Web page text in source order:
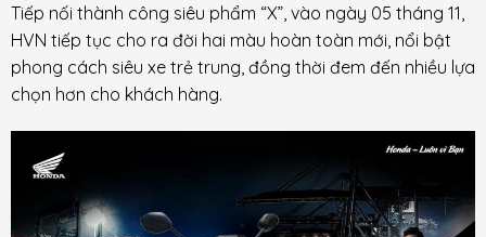
Tiếp nối thành công siêu phẩm “X”, vào ngày 05 tháng 11,
HVN tiếp tục cho ra đời hai màu hoàn toàn mới, nổi bật
phong cách siêu xe trẻ trung, đồng thời đem đến nhiều lựa
chọn hơn cho khách hàng.